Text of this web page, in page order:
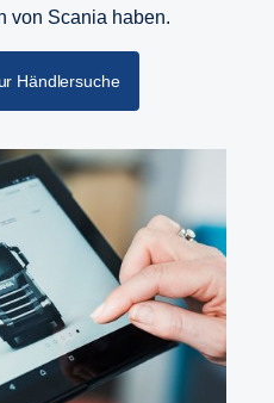
von Scania haben.
Händlersuche